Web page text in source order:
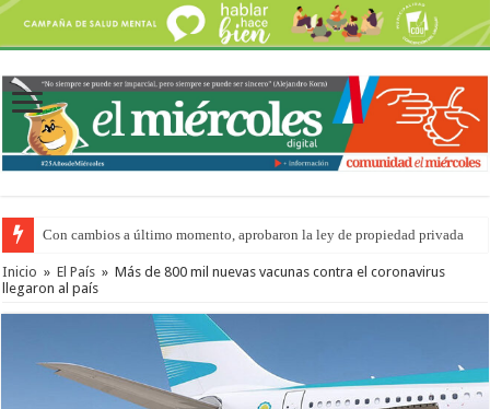
Con cambios a último momento, aprobaron la ley de propiedad privada
Del viernes 7 al domingo 9 de agosto: la agenda ¿A dónde ir? para este
Inicio » El País » Más de 800 mil nuevas vacunas contra el coronavirus
llegaron al país